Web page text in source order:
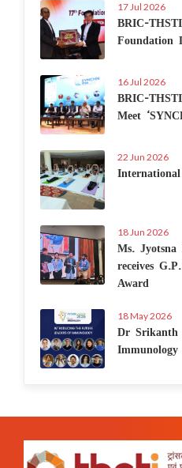
17 Jul 2026
BRIC-
Foundation
16 Jul 2026
BRIC-
Meet
22 Jun 2026
18 Jun 2026
Ms.
receives
Award
18 May 2026
Dr